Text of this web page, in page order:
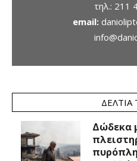
τηλ.: 211
email:
Δώδεκα